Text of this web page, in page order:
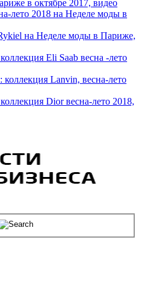
в октябре 2017, видео
лето 2018 на Неделе моды в
на Неделе моды в Париже,
Eli Saab весна -лето
Lanvin, весна-лето
Dior весна-лето 2018,